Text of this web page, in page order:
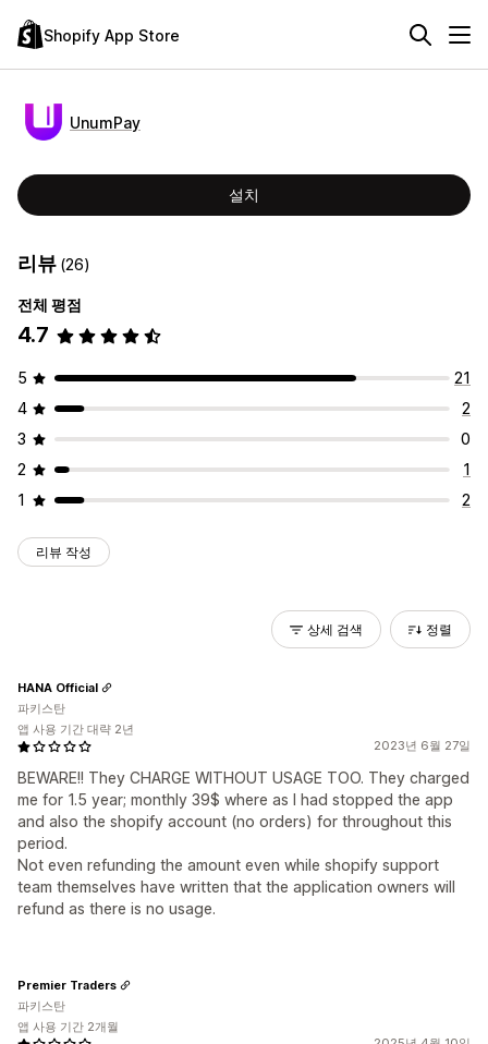
Shopify App Store
UnumPay
설치
리뷰 (26)
전체 평점
4.7
5
21
4
2
3
0
2
1
1
2
리뷰 작성
상세 검색 정렬
2023년 6월 27일
BEWARE!! They CHARGE WITHOUT USAGE TOO. They charged
me for 1.5 year; monthly 39$ where as I had stopped the app
and also the shopify account (no orders) for throughout this
period.
Not even refunding the amount even while shopify support
team themselves have written that the application owners will
refund as there is no usage.
HANA Official
파키스탄
앱 사용 기간 대략 2년
Premier Traders
파키스탄
앱 사용 기간 2개월